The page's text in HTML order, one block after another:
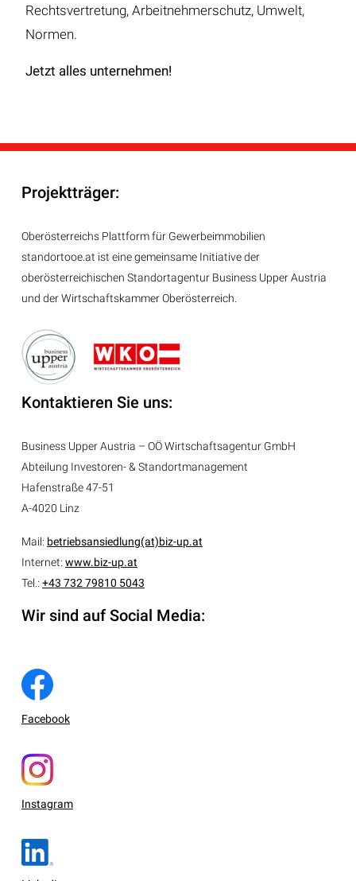
Rechtsvertretung, Arbeitnehmerschutz, Umwelt,
Normen.
Jetzt alles unternehmen!
Projektträger:
Oberösterreichs Plattform für Gewerbeimmobilien
standortooe.at ist eine gemeinsame Initiative der
oberösterreichischen Standortagentur Business Upper Austria
und der Wirtschaftskammer Oberösterreich.
Kontaktieren Sie uns:
Business Upper Austria – OÖ Wirtschaftsagentur GmbH
Abteilung Investoren- & Standortmanagement
Hafenstraße 47-51
A-4020 Linz
Mail: betriebsansiedlung(at)biz-up.at
Internet: www.biz-up.at
Tel.: +43 732 79810 5043
Wir sind auf Social Media:
Facebook
Instagram